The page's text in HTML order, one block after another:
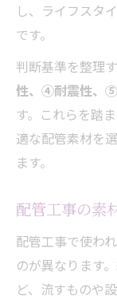
し、ライフスタ
です。
判断基準を整理す
性、④耐震性、
す。これらを踏
適な配管素材を
ます。
配管工事の素
配管工事で使わ
のが異なります
ど、流すものや